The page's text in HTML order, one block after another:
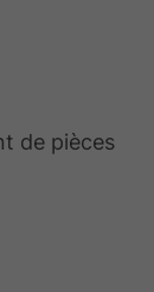
de pièces